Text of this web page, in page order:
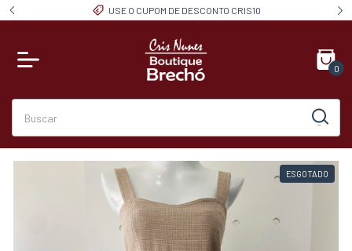
USE O CUPOM DE DESCONTO CRIS10
0
ESGOTADO